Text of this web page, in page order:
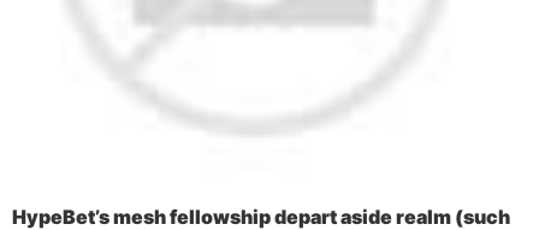
HypeBet’s mesh fellowship depart aside realm (such